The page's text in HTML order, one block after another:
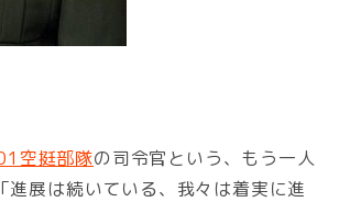
空挺部隊の司令官という、もう一人
進展は続いている、我々は着実に進